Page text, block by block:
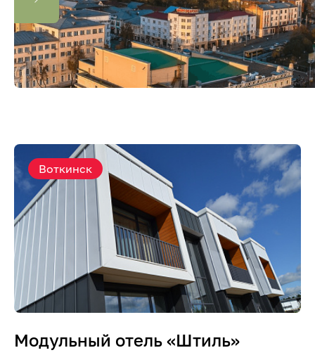
Воткинск
Модульный отель «Штиль»